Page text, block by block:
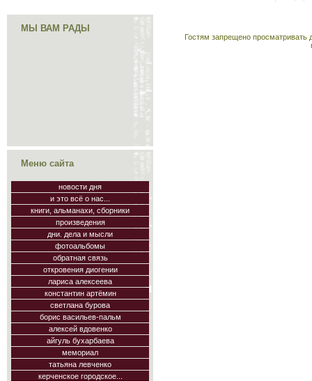
МЫ ВАМ РАДЫ
Меню сайта
новости дня
и это всё о нас...
книги, альманахи, сборники
произведения
дни. дела и мысли
фотоальбомы
обратная связь
откровения диогении
лариса алексеева
константин артёмин
светлана бурова
борис васильев-пальм
алексей вдовенко
айгуль бухарбаева
мемориал
татьяна левченко
керченское городское...
Гостям запрещено просматривать